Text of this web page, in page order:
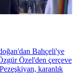
Bahçeli'ye
Özel'den çerçeve
karanlık